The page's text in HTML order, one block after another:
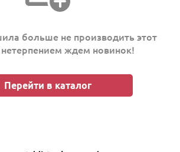
больше не производить этот
нетерпением ждем новинок!
Перейти в каталог